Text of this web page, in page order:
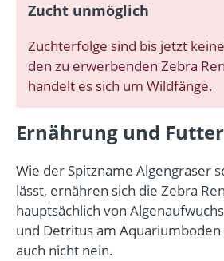
Zucht unmöglich
Zuchterfolge sind bis jetzt
den zu erwerbenden Zebra
handelt es sich um Wildfänge.
Ernährung und Futter
Wie der Spitzname Algengraser
lässt, ernähren sich die Zebra
hauptsächlich von
und Detritus am Aquariumboden
auch nicht nein.